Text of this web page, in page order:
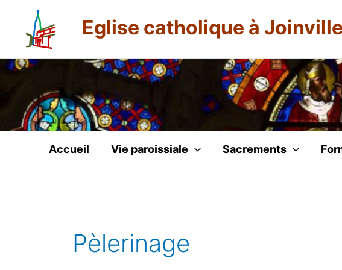
contenu
Eglise catholique à Joinville
Accueil Vie paroissiale Sacrements
Pèlerinage